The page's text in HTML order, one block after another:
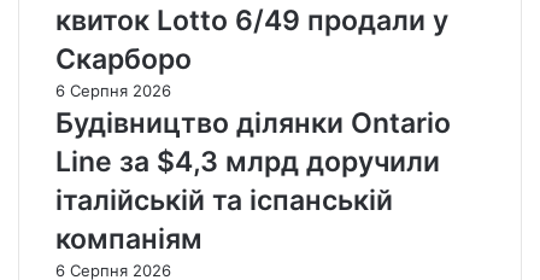
квиток Lotto 6/49 продали у
Скарборо
6 Серпня 2026
Будівництво ділянки Ontario
Line за $4,3 млрд доручили
італійській та іспанській
компаніям
6 Серпня 2026